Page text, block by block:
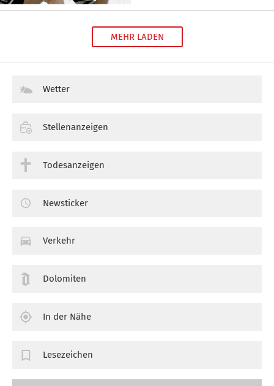
MEHR LADEN
Wetter
Stellenanzeigen
Todesanzeigen
Newsticker
Verkehr
Dolomiten
In der Nähe
Lesezeichen